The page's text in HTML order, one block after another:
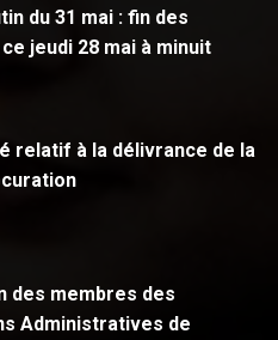
du 31 mai : fin des
jeudi 28 mai à minuit
relatif à la délivrance de la
des membres des
Administratives de